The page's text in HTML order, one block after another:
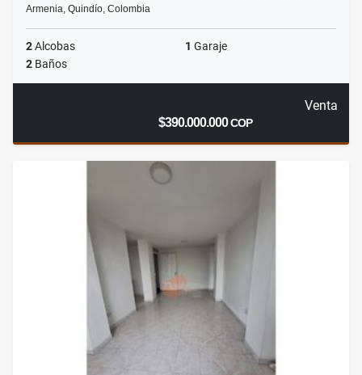
Armenia, Quindío, Colombia
2Alcobas 1 Garaje
2 Baños
Venta
$390.000.000COP